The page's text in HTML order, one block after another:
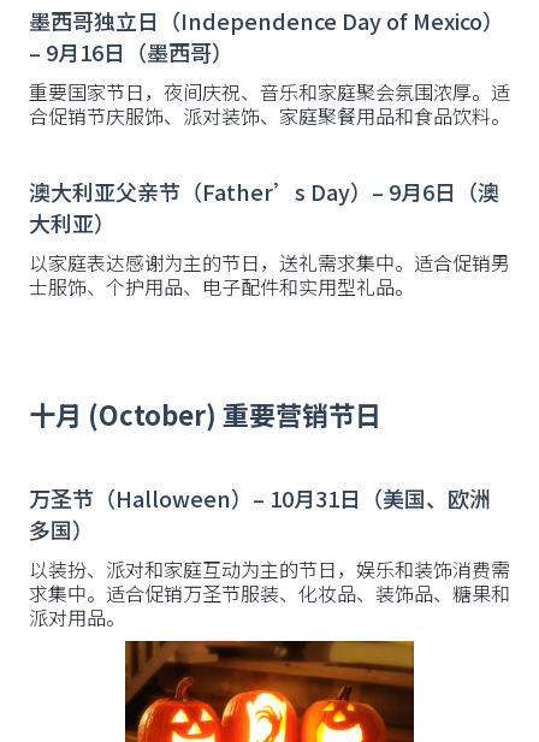
墨西哥独立日（Independence Day of Mexico）
– 9月16日（墨西哥）
重要国家节日，夜间庆祝、音乐和家庭聚会氛围浓厚。适
合促销节庆服饰、派对装饰、家庭聚餐用品和食品饮料。
澳大利亚父亲节（Father’s Day）– 9月6日（澳
大利亚）
以家庭表达感谢为主的节日，送礼需求集中。适合促销男
士服饰、个护用品、电子配件和实用型礼品。
十月 (October) 重要营销节日
万圣节（Halloween）– 10月31日（美国、欧洲
多国）
以装扮、派对和家庭互动为主的节日，娱乐和装饰消费需
求集中。适合促销万圣节服装、化妆品、装饰品、糖果和
派对用品。